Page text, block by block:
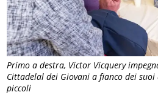
Primo a destra, Victor Vicquery
Cittadelal dei Giovani a fianco dei
piccoli